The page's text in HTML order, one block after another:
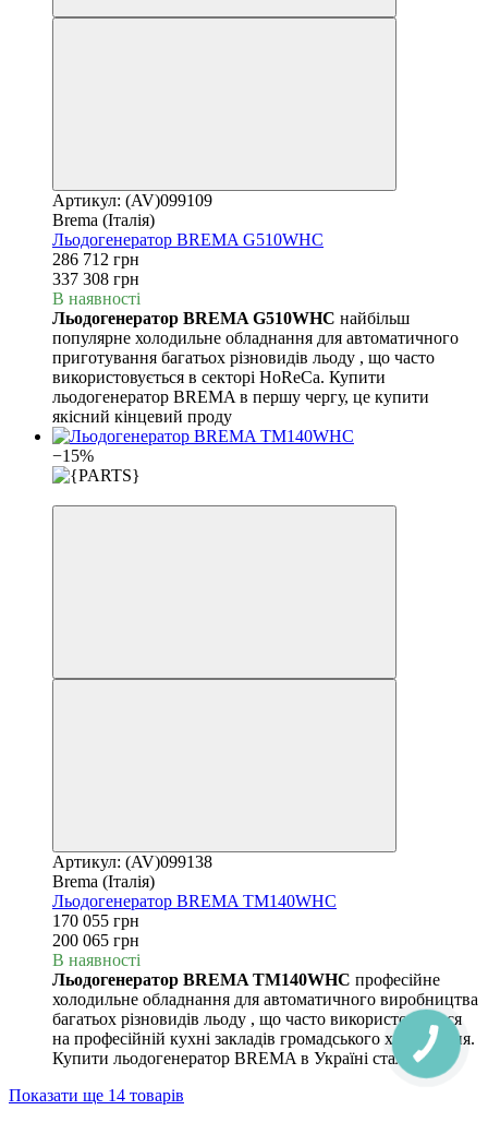
Артикул: (AV)099109
Brema (Італія)
Льодогенератор BREMA G510WHC
286 712 грн
337 308 грн
В наявності
Льодогенератор BREMA G510WHC найбільш
популярне холодильне обладнання для автоматичного
приготування багатьох різновидів льоду , що часто
використовується в секторі HoReCa. Купити
льодогенератор BREMA в першу чергу, це купити
якісний кінцевий проду
−15%
Артикул: (AV)099138
Brema (Італія)
Льодогенератор BREMA TM140WHC
170 055 грн
200 065 грн
В наявності
Льодогенератор BREMA TM140WHC професійне
холодильне обладнання для автоматичного виробництва
багатьох різновидів льоду , що часто використовується
на професійній кухні закладів громадського харчування.
Купити льодогенератор BREMA в Україні стало мо
Показати ще 14 товарів